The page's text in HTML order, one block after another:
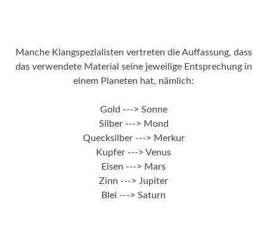
Manche Klangspezialisten vertreten die Auffassung, dass
das verwendete Material seine jeweilige Entsprechung in
einem Planeten hat, nämlich:
Gold ---> Sonne
Silber ---> Mond
Quecksilber ---> Merkur
Kupfer ---> Venus
Eisen ---> Mars
Zinn ---> Jupiter
Blei ---> Saturn